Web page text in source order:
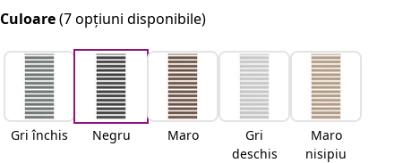
Culoare(7 opțiuni disponibile)
Gri închis Negru Maro
Gri
deschis
Maro
nisipiu